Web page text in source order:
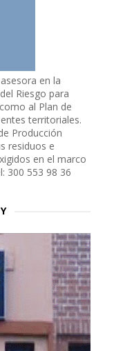
en la
Riesgo para
al Plan de
territoriales.
Producción
residuos e
en el marco
300 553 98 36